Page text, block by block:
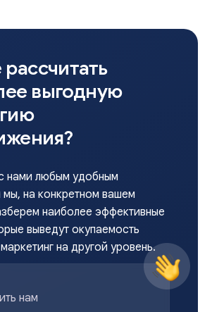
выгодную
нами любым удобным
на конкретном вашем
наиболее эффективные
выведут окупаемость
на другой уровень.
нам